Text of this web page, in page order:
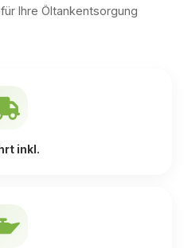
Ihre Öltankentsorgung
inkl.